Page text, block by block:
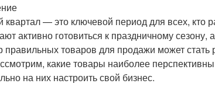
квартал — это ключевой период для всех,
активно готовиться к праздничному
правильных товаров для продажи может
какие товары наиболее
на них настроить свой бизнес.